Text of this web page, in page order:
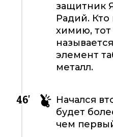
защитник
Радий.
химию, тот
элемент
металл.
46'
Начался
будет
чем